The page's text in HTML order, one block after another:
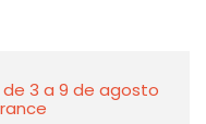
3 a 9 de agosto